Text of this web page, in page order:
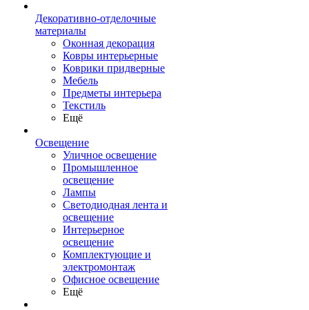
Декоративно-отделочные
материалы
Оконная декорация
Ковры интерьерные
Коврики придверные
Мебель
Предметы интерьера
Текстиль
Ещё
Освещение
Уличное освещение
Промышленное
освещение
Лампы
Светодиодная лента и
освещение
Интерьерное
освещение
Комплектующие и
электромонтаж
Офисное освещение
Ещё